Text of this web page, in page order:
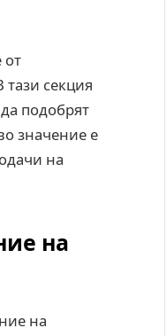
от
секция
подобрят
значение е
на
на
на